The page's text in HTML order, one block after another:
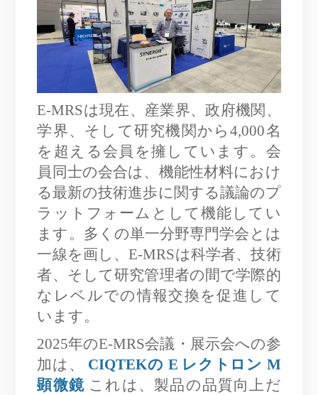
E-MRSは現在、産業界、政府機関、
学界、そして研究機関から4,000名
を超える会員を擁しています。会
員同士の会合は、機能性材料におけ
る最新の技術進歩に関する議論のプ
ラットフォームとして機能してい
ます。多くの単一分野専門学会とは
一線を画し、E-MRSは科学者、技術
者、そして研究管理者の間で学際的
なレベルでの情報交換を促進して
います。
2025年のE-MRS会議・展示会への参
加は、 CIQTEKの E レクトロン M
顕微鏡 これは、製品の品質向上だ